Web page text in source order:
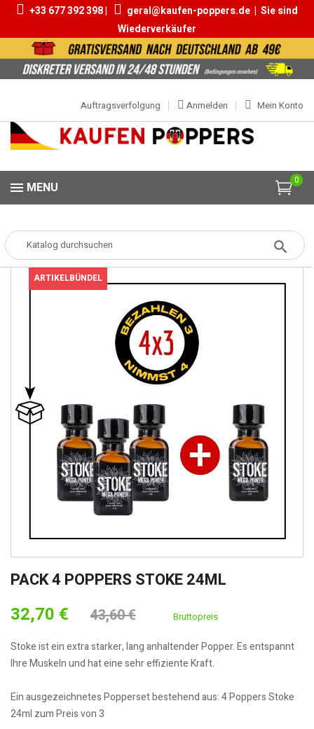
+33 677 392 398 | geral@kaufen-poppers.de | Sie sind
Wiederverkäufer
Mein Konto
Anmelden
Auftragsverfolgung
0
MENU
Popper Poppers Packs PACK 4 POPPERS STOKE 24ML
ARTIKELBÜNDEL
PACK 4 POPPERS STOKE 24ML
32,70 € 43,60 € Bruttopreis
Stoke ist ein extra starker, lang anhaltender Popper. Es entspannt
Ihre Muskeln und hat eine sehr effiziente Kraft.
Ein ausgezeichnetes Popperset bestehend aus: 4 Poppers Stoke
24ml zum Preis von 3